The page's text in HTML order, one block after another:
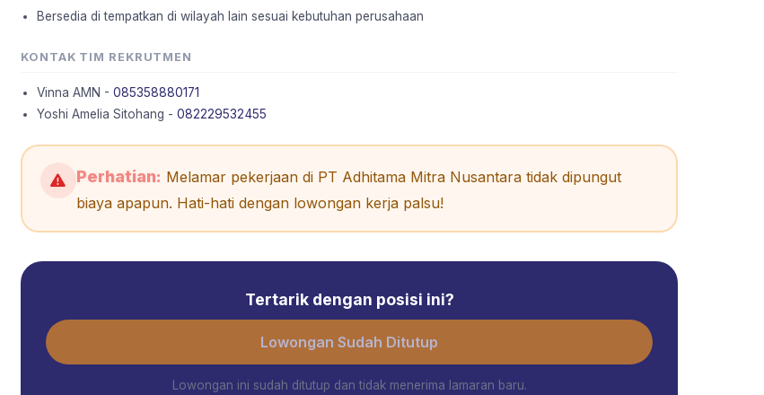
Bersedia di tempatkan di wilayah lain sesuai kebutuhan perusahaan
KONTAK TIM REKRUTMEN
Vinna AMN - 085358880171
Yoshi Amelia Sitohang - 082229532455
Perhatian: Melamar pekerjaan di PT Adhitama Mitra Nusantara tidak dipungut
biaya apapun. Hati-hati dengan lowongan kerja palsu!
Tertarik dengan posisi ini?
Lowongan Sudah Ditutup
Lowongan ini sudah ditutup dan tidak menerima lamaran baru.